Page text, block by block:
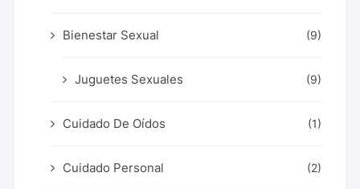
Bienestar Sexual (9)
Juguetes Sexuales (9)
Cuidado De Oídos (1)
Cuidado Personal (2)